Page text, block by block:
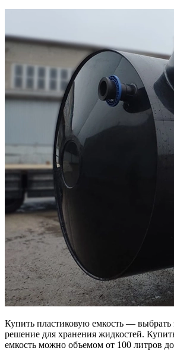
Купить пластиковую емкость — выбрать
решение для хранения жидкостей.
емкость можно объемом от 100 литров